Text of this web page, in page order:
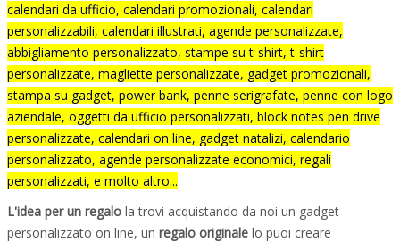
calendari da ufficio, calendari promozionali, calendari
personalizzabili, calendari illustrati, agende personalizzate,
abbigliamento personalizzato, stampe su t-shirt, t-shirt
personalizzate, magliette personalizzate, gadget promozionali,
stampa su gadget, power bank, penne serigrafate, penne con logo
aziendale, oggetti da ufficio personalizzati, block notes pen drive
personalizzate, calendari on line, gadget natalizi, calendario
personalizzato, agende personalizzate economici, regali
personalizzati, e molto altro...
L'idea per un regalo la trovi acquistando da noi un gadget
personalizzato on line, un regalo originale lo puoi creare